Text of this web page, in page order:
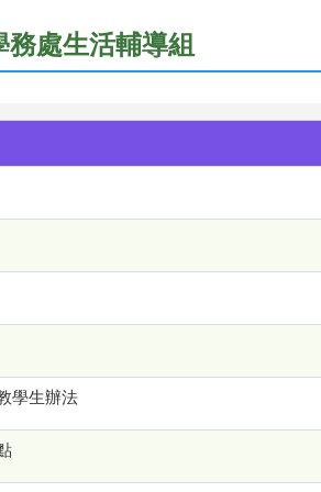
處生活輔導組
學生辦法